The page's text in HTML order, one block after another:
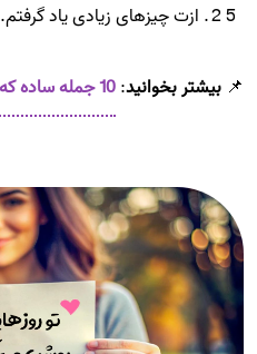
ازت چیزهای زیادی یاد گرفتم.
📌 بیشتر بخوانید:10 جمله ساده که شما را عاشق نگه می دارد.